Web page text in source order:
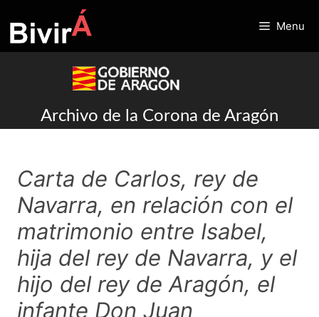
to
content
Menu
Archivo de la Corona de Aragón
Carta de Carlos, rey de
Navarra, en relación con el
matrimonio entre Isabel,
hija del rey de Navarra, y el
hijo del rey de Aragón, el
infante Don Juan